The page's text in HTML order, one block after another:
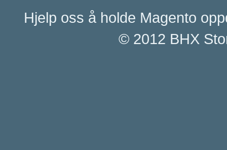
Hjelp oss å holde Magento
© 2012 BHX